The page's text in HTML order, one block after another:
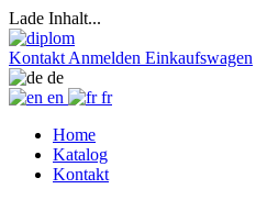
Lade Inhalt...
Kontakt Anmelden Einkaufswagen
de
en
fr
Home
Katalog
Kontakt